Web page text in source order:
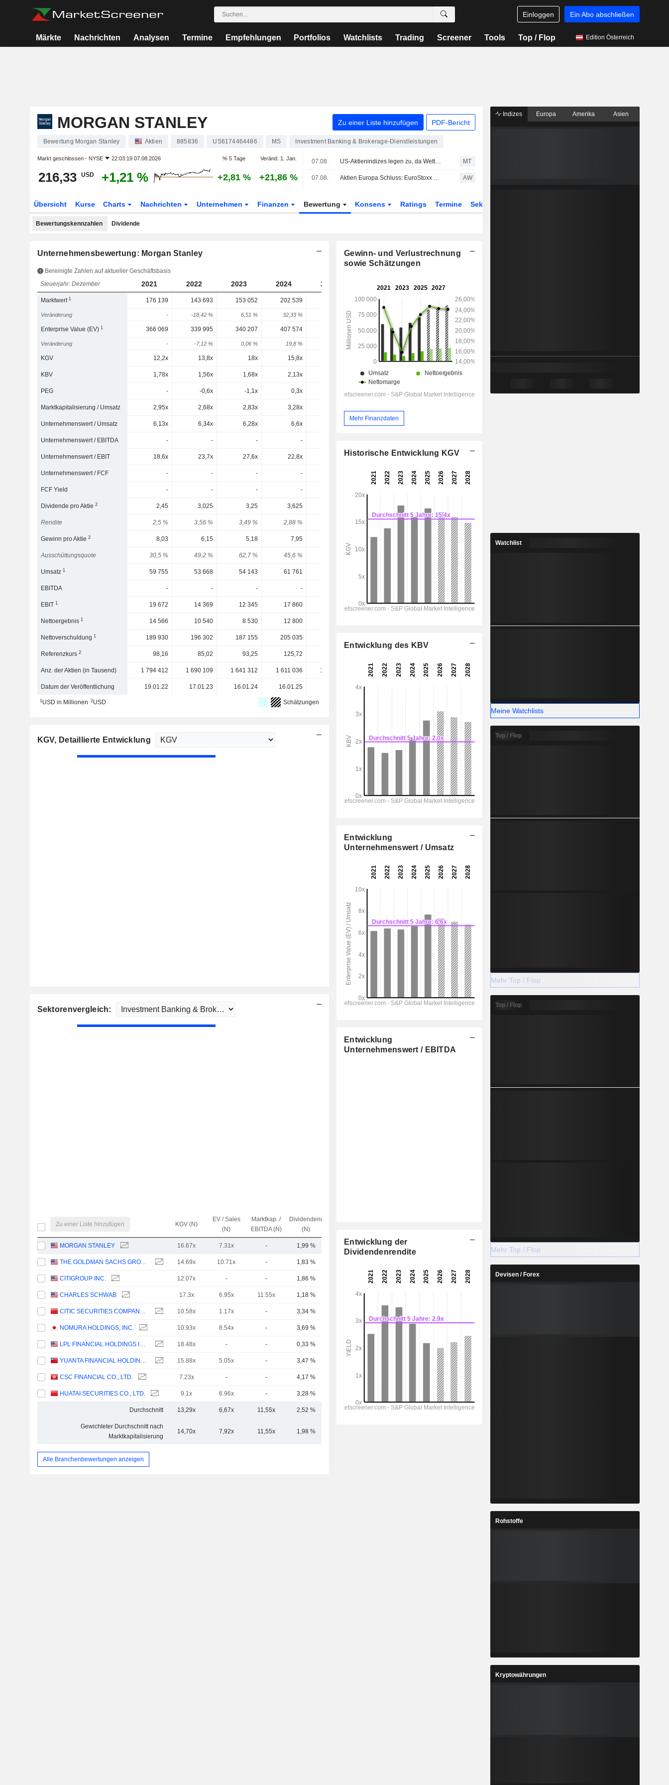
Einloggen Ein Abo abschließen
Märkte Nachrichten Analysen Termine Empfehlungen Portfolios Watchlists Trading Screener Tools Top / Flop Edition Österreich
MORGAN STANLEY Zu einer Liste hinzufügen PDF-Bericht
Bewertung Morgan Stanley Aktien 885836 US6174464486 MS Investment Banking & Brokerage-Dienstleistungen
Markt geschlossen - NYSE 22:03:19 07.08.2026 % 5 Tage Veränd. 1. Jan.
216,33 USD +1,21 % +2,81 % +21,86 %
07.08. US-Aktienindizes legen zu, da Wetten auf Fed-Pause steigen - nach unerwartetem Rückgang der Beschäftigung außerhalb der Landwirtschaft MT
07.08. Aktien Europa Schluss: EuroStoxx nach US-Jobdaten weiter auf Rekordkurs AW
Übersicht Kurse Charts Nachrichten Unternehmen Finanzen Bewertung Konsens Ratings Termine Sektor
Bewertungskennzahlen Dividende
Unternehmensbewertung: Morgan Stanley
Bereinigte Zahlen auf aktueller Geschäftsbasis
Steuerjahr: Dezember
2021 2022 2023 2024 2025 2026 2027
Marktwert1 176 139 143 693 153 052 202 539 339 761
Veränderung - -18,42 % 6,51 % 32,33 % 39,31 % 20,42 % -
Enterprise Value (EV)1 366 069 339 995 340 207 407 574 603 957 603 957 603 957
Veränderung - -7,12 % 0,06 % 19,8 % 32,73 % 11,64 % 0 % 0 %
KGV 12,2x 13,8x 18x 15,8x 15,8x 14,8x
KBV 1,78x 1,56x 1,68x 2,13x 3,09x 2,88x
PEG - -0,6x -1,1x 0,3x 0,6x 3,06x
Marktkapitalisierung / Umsatz 2,95x 2,68x 2,83x 3,28x
Unternehmenswert / Umsatz 6,13x 6,34x 6,28x 6,6x 7,66x 7,31x
Unternehmenswert / EBITDA - - - -
Unternehmenswert / EBIT 18,6x 23,7x 27,6x 22,8x 24,3x 22,3x 22,8x
Unternehmenswert / FCF - - - -
FCF Yield - - - -
Dividende pro Aktie2 2,45 3,025 3,25 3,625 4,301 4,773
Rendite 2,5 % 3,56 % 3,49 % 2,88 % 1,99 % 2,21 % 2,43 %
Gewinn pro Aktie2 8,03 6,15 5,18 7,95 12,98 13,65 14,6
Ausschüttungsquote 30,5 % 49,2 % 62,7 % 45,6 % 37,7 % 33,1 % 35 % 36 %
Umsatz1 59 755 53 668 54 143 61 761 82 656 86 502 90 276
EBITDA - - - -
EBIT1 19 672 14 369 12 345 17 860 27 075 26 499 26 250
Nettoergebnis1 14 566 10 540 8 530 12 800
Nettoverschuldung1 189 930 196 302 187 155 205 035
Referenzkurs2 98,16 85,02 93,25 125,72
Anz. der Aktien (in Tausend) 1 794 412 1 690 109 1 641 312 1 611 036 1 589 309 1 570 566
Datum der Veröffentlichung 19.01.22 17.01.23 16.01.24 16.01.25 -
1USD in Millionen 2USD Schätzungen
KGV, Detaillierte Entwicklung
Sektorenvergleich:
Zu einer Liste hinzufügen KGV (N)
EV / Sales
(N)
Marktkap. /
EBITDA (N)
Dividendenrendite
(N)
MORGAN STANLEY 16.67x 7.31x - 1,99 % 340 Mrd.
THE GOLDMAN SACHS GROUP, INC. 14.69x 10.71x - 1,83 %
CITIGROUP INC. 12.07x - - 1,86 %
CHARLES SCHWAB 17.3x 6.95x 11.55x 1,18 % 187 Mrd.
CITIC SECURITIES COMPANY LIMITED 10.58x 1.17x - 3,34 %
NOMURA HOLDINGS, INC. 10.93x 8.54x - 3,69 %
LPL FINANCIAL HOLDINGS INC. 18.48x - - 0,33 % 28,55 Mrd.
YUANTA FINANCIAL HOLDING CO., LTD. 15.88x 5.05x - 3,47 %
CSC FINANCIAL CO., LTD. 7.23x - - 4,17 % 26,95 Mrd.
HUATAI SECURITIES CO., LTD. 9.1x 6.96x - 3,28 %
Durchschnitt 13,29x 6,67x 11,55x 2,52 % 126,44 Mrd.
Gewichteter Durchschnitt nach
Marktkapitalisierung
14,70x 7,92x 11,55x 1,98 %
Alle Branchenbewertungen anzeigen
Gewinn- und Verlustrechnung
sowie Schätzungen
Mehr Finanzdaten
Historische Entwicklung KGV
Entwicklung des KBV
Entwicklung
Unternehmenswert / Umsatz
Entwicklung
Unternehmenswert / EBITDA
Entwicklung der
Dividendenrendite
Indizes Europa Amerika Asien
Watchlist
Meine Watchlists
Top / Flop
Mehr Top / Flop
Top / Flop
Mehr Top / Flop
Devisen / Forex
Rohstoffe
Kryptowährungen